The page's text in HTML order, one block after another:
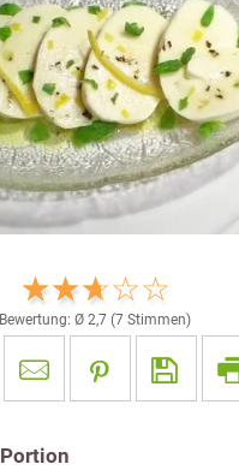
Bewertung: Ø 2,7 (7 Stimmen)
Portion